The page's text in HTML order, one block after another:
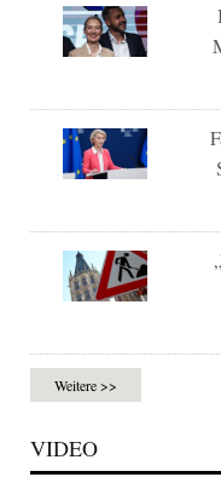
Weitere >>
VIDEO